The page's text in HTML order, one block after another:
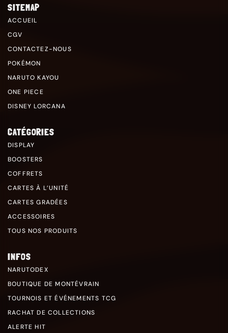
SITEMAP
ACCUEIL
CGV
CONTACTEZ-NOUS
POKÉMON
NARUTO KAYOU
ONE PIECE
DISNEY LORCANA
CATÉGORIES
DISPLAY
BOOSTERS
COFFRETS
CARTES À L’UNITÉ
CARTES GRADÉES
ACCESSOIRES
TOUS NOS PRODUITS
INFOS
NARUTODEX
BOUTIQUE DE MONTÉVRAIN
TOURNOIS ET ÉVÉNEMENTS TCG
RACHAT DE COLLECTIONS
ALERTE HIT